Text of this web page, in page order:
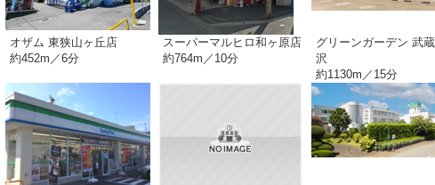
オザム 東狭山ヶ丘店
約452m／6分
スーパーマルヒロ和ヶ原店
約764m／10分
グリーンガーデン 武
沢
約1130m／15分